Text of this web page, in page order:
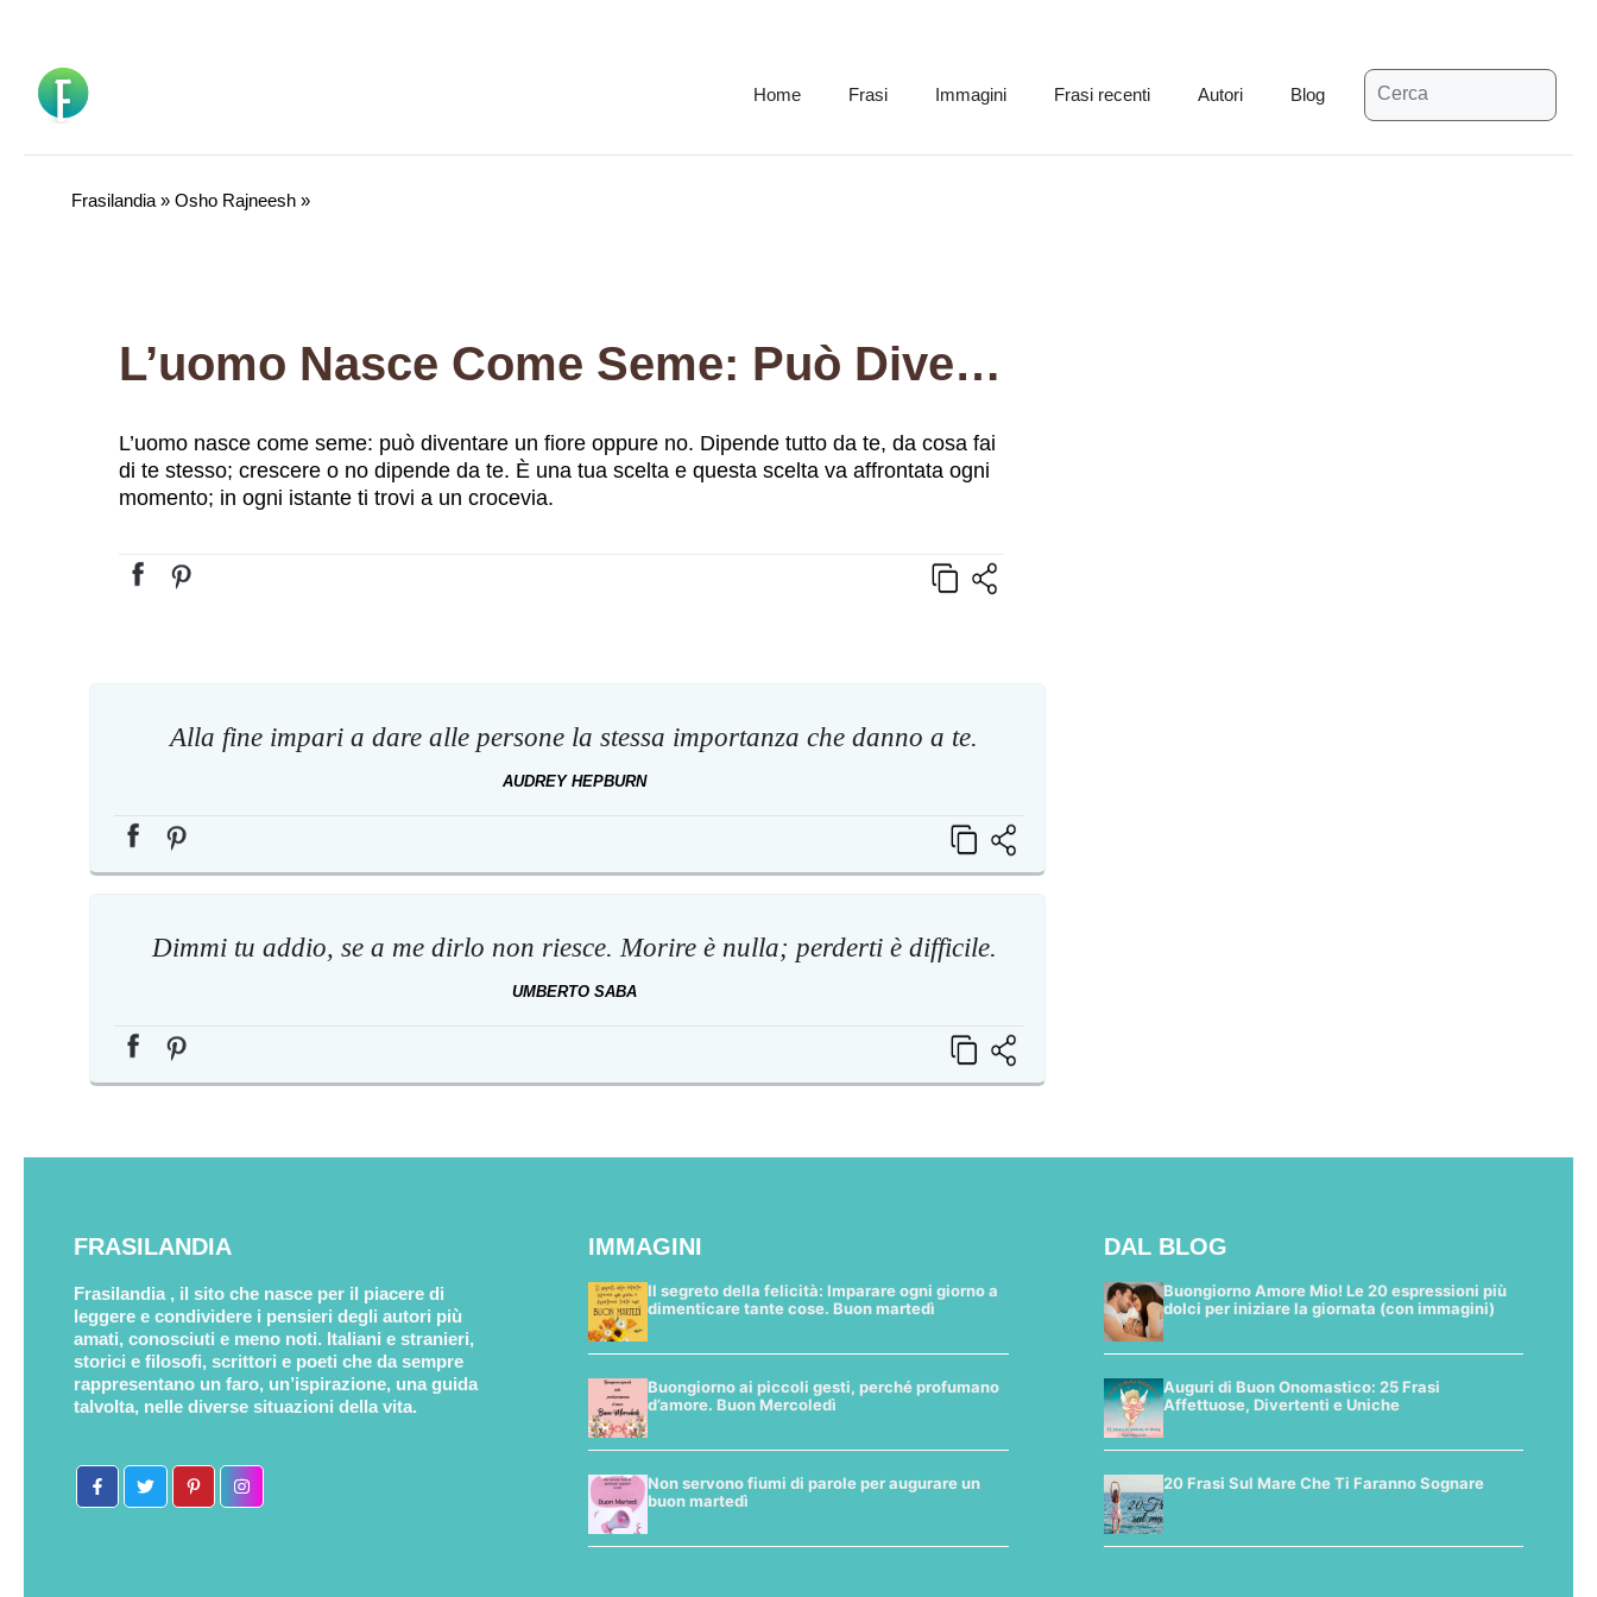
contenuto
Home Frasi Immagini Frasi recenti Autori Blog
Ricerca
per:
Frasilandia »Osho Rajneesh »
L’uomo Nasce Come Seme: Può Diventare Un Fiore Oppure No. Dipende Tutto Da Te, Da Cosa Fai Di Te Stesso; Crescere O No Dipende Da Te. È Una Tua Scelta E Questa Scelta Va Affrontata Ogni Momento; In Ogni Istante Ti Trovi A Un Crocevia.
L’uomo nasce come seme: può diventare un fiore oppure no. Dipende tutto da te, da cosa fai
di te stesso; crescere o no dipende da te. È una tua scelta e questa scelta va affrontata ogni
momento; in ogni istante ti trovi a un crocevia.
Alla fine impari a dare alle persone la stessa importanza che danno a te.
AUDREY HEPBURN
Dimmi tu addio, se a me dirlo non riesce. Morire è nulla; perderti è difficile.
UMBERTO SABA
FRASILANDIA
Frasilandia , il sito che nasce per il piacere di
leggere e condividere i pensieri degli autori più
amati, conosciuti e meno noti. Italiani e stranieri,
storici e filosofi, scrittori e poeti che da sempre
rappresentano un faro, un’ispirazione, una guida
talvolta, nelle diverse situazioni della vita.
IMMAGINI
Il segreto della felicità: Imparare ogni giorno a
dimenticare tante cose. Buon martedì
Buongiorno ai piccoli gesti, perché profumano
d’amore. Buon Mercoledì
Non servono fiumi di parole per augurare un
buon martedì
DAL BLOG
Buongiorno Amore Mio! Le 20 espressioni più
dolci per iniziare la giornata (con immagini)
Auguri di Buon Onomastico: 25 Frasi
Affettuose, Divertenti e Uniche
20 Frasi Sul Mare Che Ti Faranno Sognare